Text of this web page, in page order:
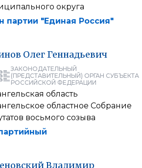
округа
партии "Единая Россия"
Олег Геннадьевич
ЗАКОНОДАТЕЛЬНЫЙ
(ПРЕДСТАВИТЕЛЬНЫЙ) ОРГАН СУБЪЕКТА
РОССИЙСКОЙ ФЕДЕРАЦИИ
область
областное Собрание
восьмого созыва
Владимир